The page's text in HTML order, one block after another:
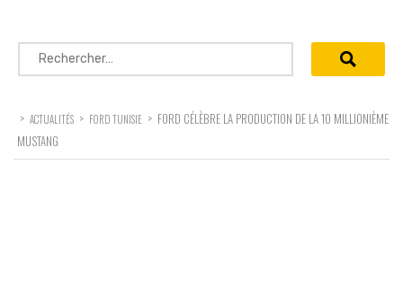
Rechercher :
> ACTUALITÉS > FORD TUNISIE > FORD CÉLÈBRE LA PRODUCTION DE LA 10 MILLIONIÈME
MUSTANG